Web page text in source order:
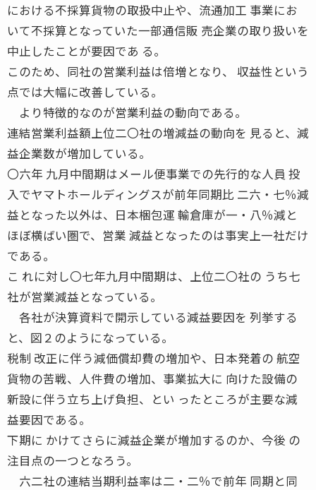
における不採算貨物の取扱中止や、流通加工 事業にお
いて不採算となっていた一部通信販 売企業の取り扱いを
中止したことが要因であ る。
このため、同社の営業利益は倍増となり、 収益性という
点では大幅に改善している。
より特徴的なのが営業利益の動向である。
連結営業利益額上位二〇社の増減益の動向を 見ると、減
益企業数が増加している。
〇六年 九月中間期はメール便事業での先行的な人員 投
入でヤマトホールディングスが前年同期比 二六・七％減
益となった以外は、日本梱包運 輸倉庫が一・八％減と
ほぼ横ばい圏で、営業 減益となったのは事実上一社だけ
である。
こ れに対し〇七年九月中間期は、上位二〇社の うち七
社が営業減益となっている。
各社が決算資料で開示している減益要因を 列挙する
と、図２のようになっている。
税制 改正に伴う減価償却費の増加や、日本発着の 航空
貨物の苦戦、人件費の増加、事業拡大に 向けた設備の
新設に伴う立ち上げ負担、とい ったところが主要な減
益要因である。
下期に かけてさらに減益企業が増加するのか、今後 の
注目点の一つとなろう。
六二社の連結当期利益率は二・二％で前年 同期と同